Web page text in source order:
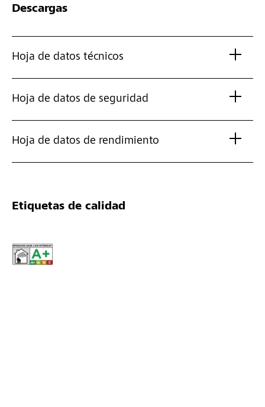
Descargas
Hoja de datos técnicos
Hoja de datos de seguridad
Hoja de datos de rendimiento
Etiquetas de calidad